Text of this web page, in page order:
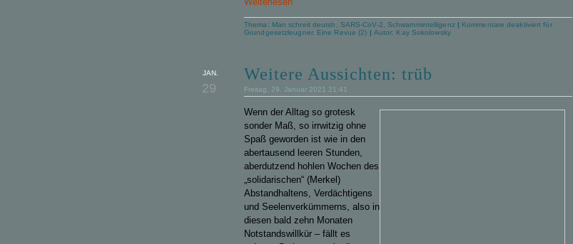
Thema: Man schreit deutsh SARS-CoV-2 Schwammintelligenz | Kommentare deaktiviert für
Grundgesetzleugner. Eine Revue (2) | Autor: Kay Sokolowsky
JAN.
29
Weitere Aussichten: trüb
Freitag, 29. Januar 2021 21:41
Wenn der Alltag so grotesk
sonder Maß, so irrwitzig ohne
Spaß geworden ist wie in den
abertausend leeren Stunden,
aberdutzend hohlen Wochen des
„solidarischen“ (Merkel)
Abstandhaltens, Verdächtigens
und Seelenverkümmerns, also in
diesen bald zehn Monaten
Notstandswillkür – fällt es